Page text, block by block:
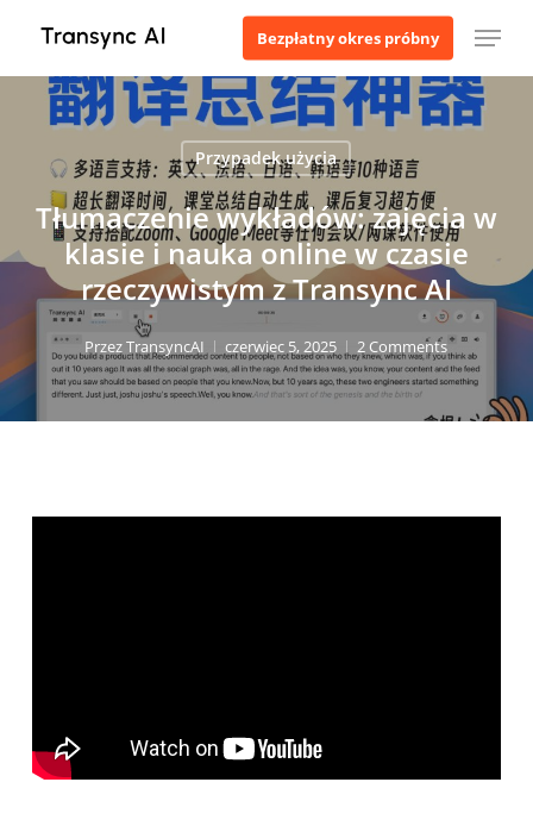
treści
głównej
Bezpłatny okres próbny Menu
Przypadek użycia
Tłumaczenie wykładów: zajęcia w
klasie i nauka online w czasie
rzeczywistym z Transync AI
PrzezTransyncAI czerwiec 5, 2025 2 Comments